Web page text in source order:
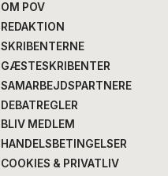
OM POV
REDAKTION
SKRIBENTERNE
GÆSTESKRIBENTER
SAMARBEJDSPARTNERE
DEBATREGLER
BLIV MEDLEM
HANDELSBETINGELSER
COOKIES & PRIVATLIV